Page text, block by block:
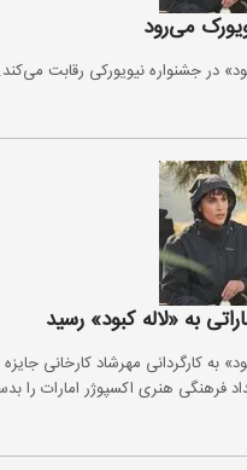
می‌رود
در جشنواره نیویورکی رقابت می‌کند.
به «لاله کبود» رسید
به کارگردانی مهرشاد کارخانی
فرهنگی هنری اکسپوژر امارات را